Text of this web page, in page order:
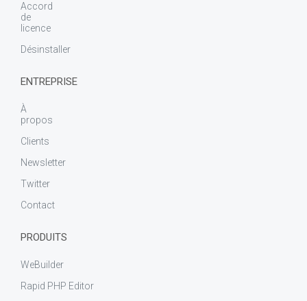
Accord
de
licence
Désinstaller
ENTREPRISE
À
propos
Clients
Newsletter
Twitter
Contact
PRODUITS
WeBuilder
Rapid PHP Editor